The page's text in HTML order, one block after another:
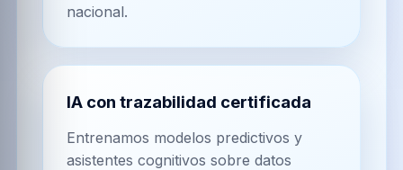
nacional.
IA con trazabilidad certificada
Entrenamos modelos predictivos y
asistentes cognitivos sobre datos